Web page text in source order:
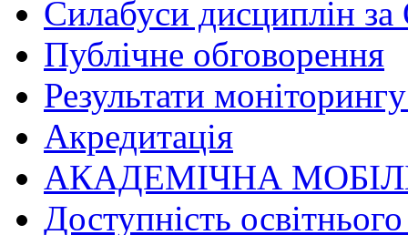
Силабуси дисциплін
Публічне обговорення
Результати
Акредитація
АКАДЕМІЧНА
Доступність